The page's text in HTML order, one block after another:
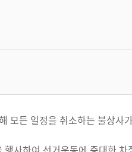
모든 일정을 취소하는 불상사